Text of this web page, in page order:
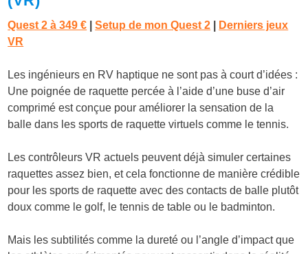
Quest 2 à 349 € |Setup de mon Quest 2
Derniers jeux
VR
Les ingénieurs en RV haptique ne sont pas à court d’idées :
Une poignée de raquette percée à l’aide d’une buse d’air
comprimé est conçue pour améliorer la sensation de la
balle dans les sports de raquette virtuels comme le tennis.
Les contrôleurs VR actuels peuvent déjà simuler certaines
raquettes assez bien, et cela fonctionne de manière crédible
pour les sports de raquette avec des contacts de balle plutôt
doux comme le golf, le tennis de table ou le badminton.
Mais les subtilités comme la dureté ou l’angle d’impact que